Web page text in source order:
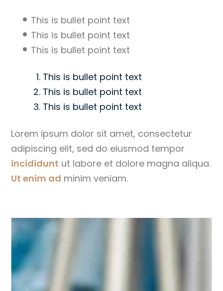
This is bullet point text
This is bullet point text
This is bullet point text
This is bullet point text
This is bullet point text
This is bullet point text
Lorem ipsum dolor sit amet, consectetur
adipiscing elit, sed do eiusmod tempor
incididunt ut labore et dolore magna aliqua.
Ut enim ad minim veniam.